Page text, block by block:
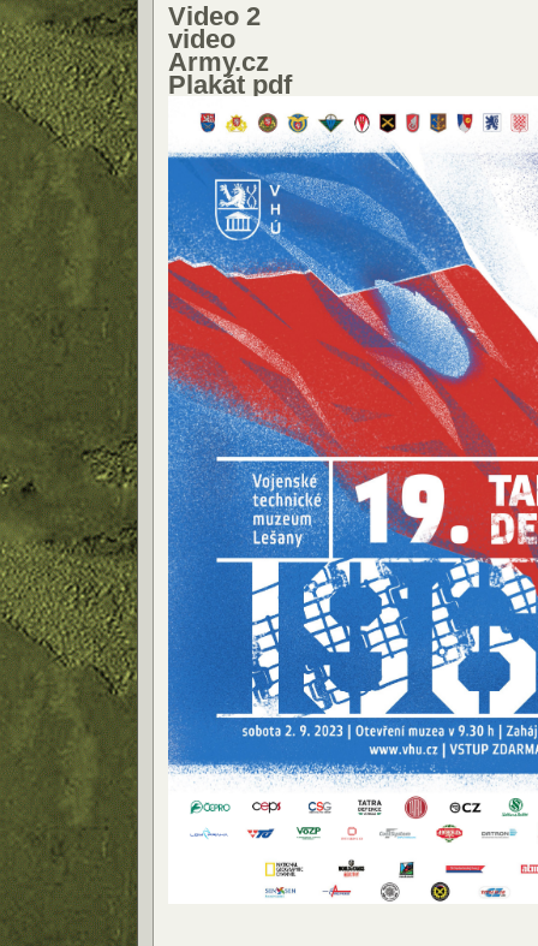
Video 2
video
Army.cz
Plakát pdf